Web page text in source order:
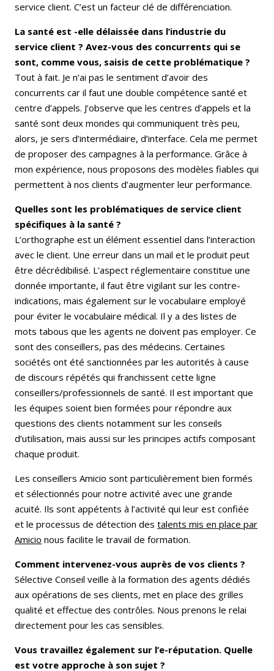
service client. C’est un facteur clé de différenciation.
La santé est -elle délaissée dans l’industrie du
service client ? Avez-vous des concurrents qui se
sont, comme vous, saisis de cette problématique ?
Tout à fait. Je n’ai pas le sentiment d’avoir des
concurrents car il faut une double compétence santé et
centre d’appels. J’observe que les centres d’appels et la
santé sont deux mondes qui communiquent très peu,
alors, je sers d’intermédiaire, d’interface. Cela me permet
de proposer des campagnes à la performance. Grâce à
mon expérience, nous proposons des modèles fiables qui
permettent à nos clients d’augmenter leur performance.
Quelles sont les problématiques de service client
spécifiques à la santé ?
L’orthographe est un élément essentiel dans l’interaction
avec le client. Une erreur dans un mail et le produit peut
être décrédibilisé. L’aspect réglementaire constitue une
donnée importante, il faut être vigilant sur les contre-
indications, mais également sur le vocabulaire employé
pour éviter le vocabulaire médical. Il y a des listes de
mots tabous que les agents ne doivent pas employer. Ce
sont des conseillers, pas des médecins. Certaines
sociétés ont été sanctionnées par les autorités à cause
de discours répétés qui franchissent cette ligne
conseillers/professionnels de santé. Il est important que
les équipes soient bien formées pour répondre aux
questions des clients notamment sur les conseils
d’utilisation, mais aussi sur les principes actifs composant
chaque produit.
Les conseillers Amicio sont particulièrement bien formés
et sélectionnés pour notre activité avec une grande
acuité. Ils sont appétents à l’activité qui leur est confiée
et le processus de détection des talents mis en place par
Amicio nous facilite le travail de formation.
Comment intervenez-vous auprès de vos clients ?
Sélective Conseil veille à la formation des agents dédiés
aux opérations de ses clients, met en place des grilles
qualité et effectue des contrôles. Nous prenons le relai
directement pour les cas sensibles.
Vous travaillez également sur l’e-réputation. Quelle
est votre approche à son sujet ?